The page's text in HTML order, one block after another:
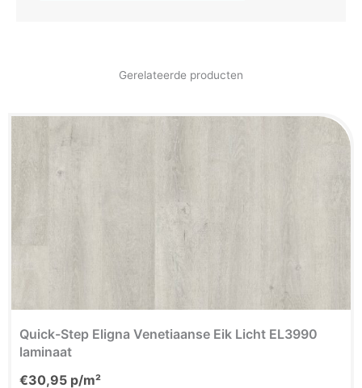
Gerelateerde producten
Quick-Step Eligna Venetiaanse Eik Licht EL3990
laminaat
€30,95 p/m²